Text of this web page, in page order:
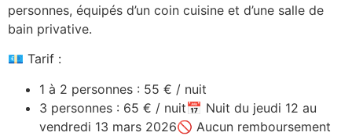
personnes, équipés d’un coin cuisine et d’une salle de
bain privative.
💶 Tarif :
1 à 2 personnes : 55 € / nuit
3 personnes : 65 € / nuit📅 Nuit du jeudi 12 au
vendredi 13 mars 2026🚫 Aucun remboursement